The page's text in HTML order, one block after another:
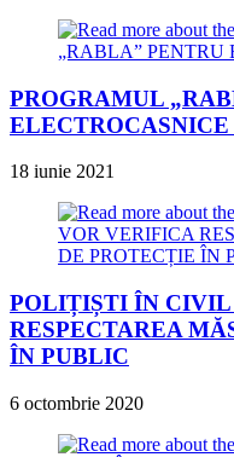
PROGRAMUL
ELECTROCASNICE
18 iunie 2021
POLIȚIȘTI ÎN
RESPECTAREA
ÎN PUBLIC
6 octombrie 2020